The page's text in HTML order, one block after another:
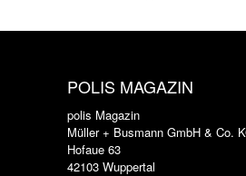
POLIS MAGAZIN
polis Magazin
Müller + Busmann GmbH & Co.
Hofaue 63
42103 Wuppertal